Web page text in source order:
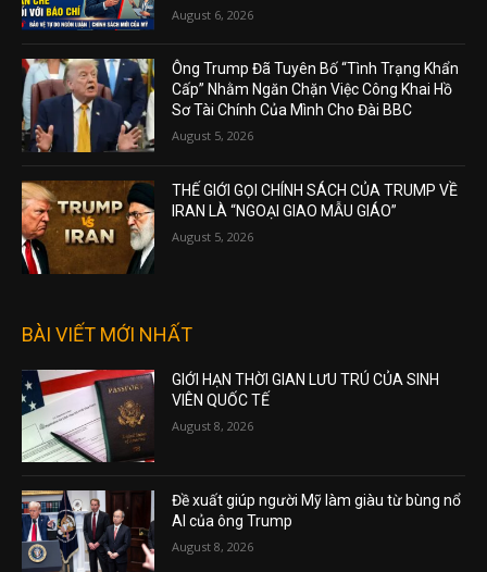
August 6, 2026
Ông Trump Đã Tuyên Bố “Tình Trạng Khẩn
Cấp” Nhằm Ngăn Chặn Việc Công Khai Hồ
Sơ Tài Chính Của Mình Cho Đài BBC
August 5, 2026
THẾ GIỚI GỌI CHÍNH SÁCH CỦA TRUMP VỀ
IRAN LÀ “NGOẠI GIAO MẪU GIÁO”
August 5, 2026
BÀI VIẾT MỚI NHẤT
GIỚI HẠN THỜI GIAN LƯU TRÚ CỦA SINH
VIÊN QUỐC TẾ
August 8, 2026
Đề xuất giúp người Mỹ làm giàu từ bùng nổ
AI của ông Trump
August 8, 2026